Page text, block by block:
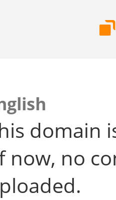
domain
now, no